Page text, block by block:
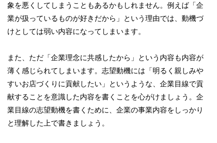
象を悪くしてしまうこともあるかもしれません。例えば「企
業が扱っているものが好きだから」という理由では、動機づ
けとしては弱い内容になってしまいます。
また、ただ「企業理念に共感したから」という内容も内容が
薄く感じられてしまいます。志望動機には「明るく親しみや
すいお店づくりに貢献したい」というような、企業目線で貢
献することを意識した内容を書くことを心がけましょう。企
業目線の志望動機を書くために、企業の事業内容をしっかり
と理解した上で書きましょう。